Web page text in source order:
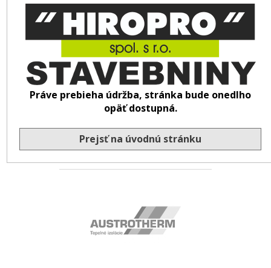
Práve prebieha údržba, stránka bude onedlho
opäť dostupná.
Prejsť na úvodnú stránku